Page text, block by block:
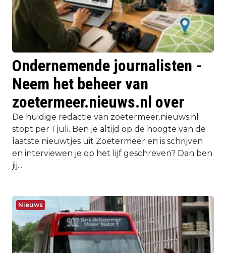
Ondernemende journalisten -
Neem het beheer van
zoetermeer.nieuws.nl over
De huidige redactie van zoetermeer.nieuws.nl
stopt per 1 juli. Ben je altijd op de hoogte van de
laatste nieuwtjes uit Zoetermeer en is schrijven
en interviewen je op het lijf geschreven? Dan ben
jij...
Nieuws